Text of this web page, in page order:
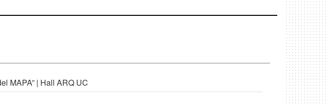
MAPA” | Hall ARQ UC